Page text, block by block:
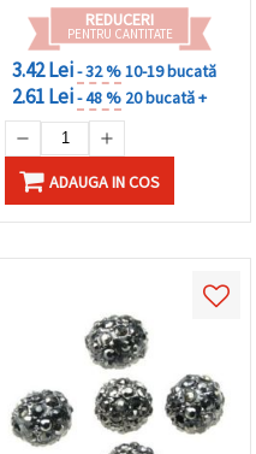
REDUCERI
PENTRU CANTITATE
3.42 Lei- 32 %10-19 bucată
2.61 Lei- 48 % 20 bucată +
ADAUGA IN COS